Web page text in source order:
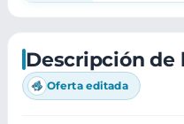
Descripción de
Oferta editada